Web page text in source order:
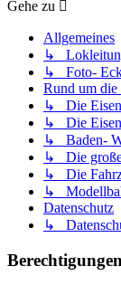
Gehe zu
Allgemeines
↳
↳ Foto-
Rund um die
↳ Die
↳ Die
↳ Baden-
↳ Die große
↳ Die
↳
Datenschutz
↳